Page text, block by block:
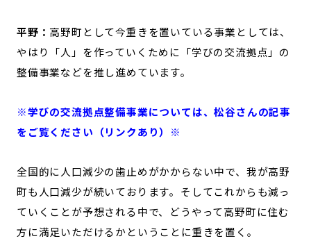
平野： 高野町として今重きを置いている事業としては、
やはり「人」を作っていくために「学びの交流拠点」の
整備事業などを推し進めています。
※学びの交流拠点整備事業については、松谷さんの記事
をご覧ください（リンクあり）※
全国的に人口減少の歯止めがかからない中で、我が高野
町も人口減少が続いております。そしてこれからも減っ
ていくことが予想される中で、どうやって高野町に住む
方に満足いただけるかということに重きを置く。